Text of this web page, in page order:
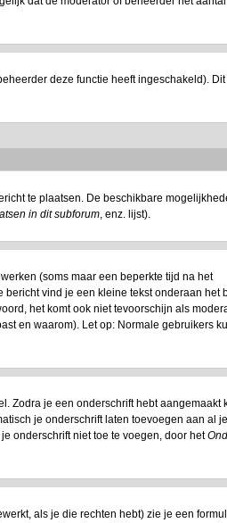
deze functie heeft ingeschakeld). Dit
te plaatsen. De beschikbare
in dit subforum, enz. lijst).
(soms maar een beperkte tijd na het
vind je een kleine tekst onderaan het
het komt ook niet tevoorschijn als
en waarom). Let op: Normale gebruikers
Zodra je een onderschrift hebt aangemaakt
je onderschrift laten toevoegen aan al je
onderschrift niet toe te voegen, door het
als je die rechten hebt) zie je een